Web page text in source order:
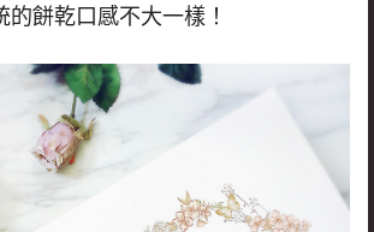
餅乾口感不大一樣！